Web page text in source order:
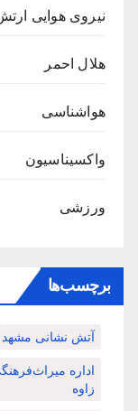
نیروی هوایی
هلال احمر
هواشناسی
واکسیناسیون
ورزشی
برچسب‌ها
آتش نشانی مشهد
اداره
زاوه